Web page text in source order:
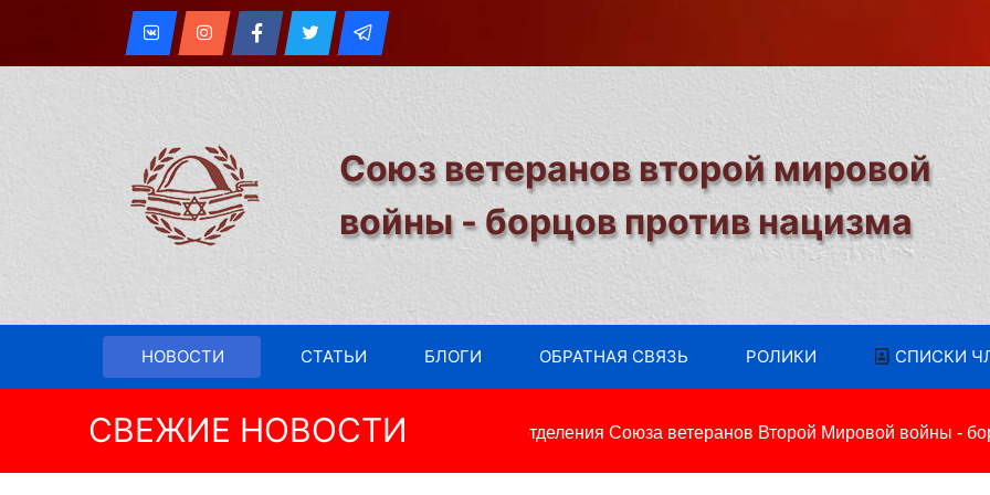
Союз ветеранов второй мировой
войны - борцов против нацизма
НОВОСТИ СТАТЬИ БЛОГИ ОБРАТНАЯ СВЯЗЬ РОЛИКИ СПИСКИ
СВЕЖИЕ НОВОСТИВстреча Иерусалимского отделения Союза ветеранов Второй Мировой войны -